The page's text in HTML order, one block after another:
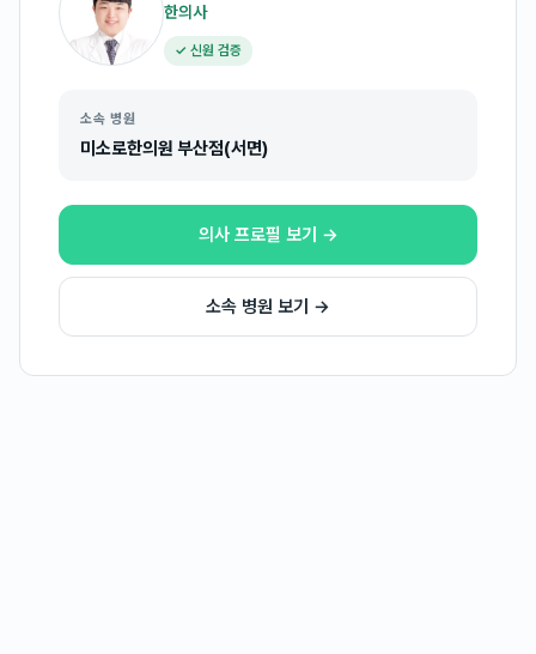
한의사
✓ 신원 검증
소속 병원
미소로한의원 부산점(서면)
의사 프로필 보기 →
소속 병원 보기 →